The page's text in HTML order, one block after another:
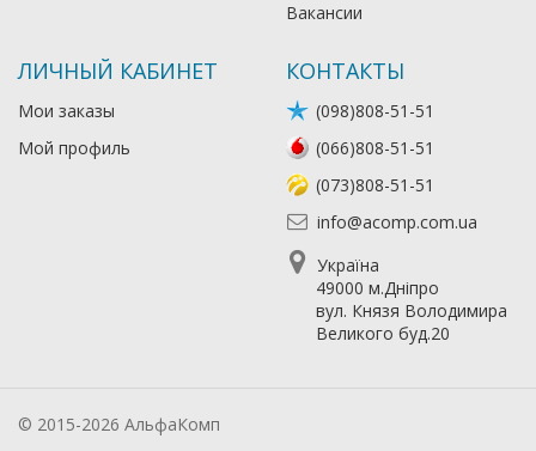
Вакансии
ЛИЧНЫЙ КАБИНЕТ
Мои заказы
Мой профиль
КОНТАКТЫ
(098)808-51-51
(066)808-51-51
(073)808-51-51
info@acomp.com.ua
Україна
49000 м.Дніпро
вул. Князя Володимира
Великого буд.20
© 2015-2026 АльфаКомп